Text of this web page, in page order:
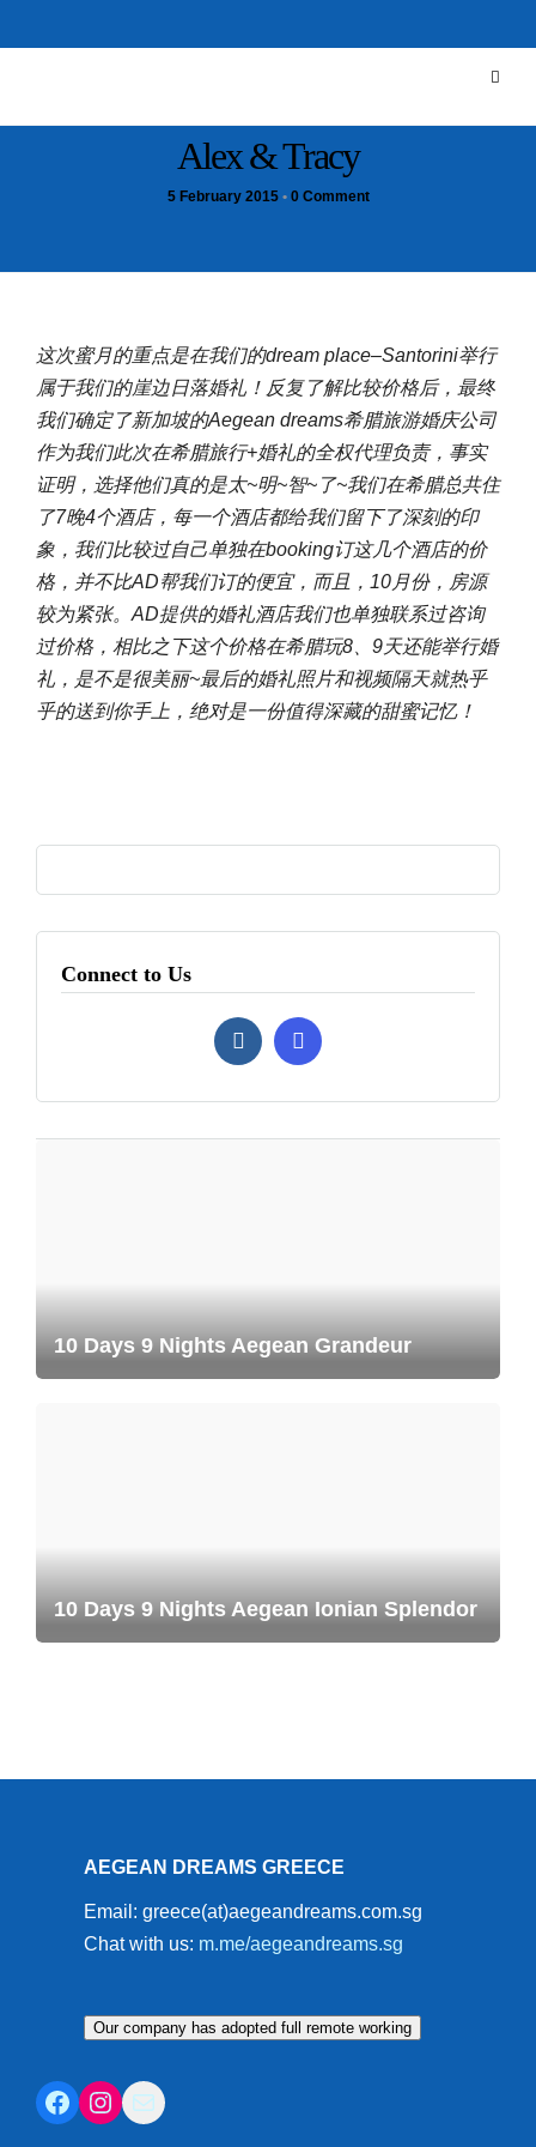
Alex & Tracy
5 February 2015 • 0 Comment
这次蜜月的重点是在我们的dream place–Santorini举行
属于我们的崖边日落婚礼！反复了解比较价格后，最终
我们确定了新加坡的Aegean dreams希腊旅游婚庆公司
作为我们此次在希腊旅行+婚礼的全权代理负责，事实
证明，选择他们真的是太~明~智~了~我们在希腊总共住
了7晚4个酒店，每一个酒店都给我们留下了深刻的印
象，我们比较过自己单独在booking订这几个酒店的价
格，并不比AD帮我们订的便宜，而且，10月份，房源
较为紧张。AD提供的婚礼酒店我们也单独联系过咨询
过价格，相比之下这个价格在希腊玩8、9天还能举行婚
礼，是不是很美丽~最后的婚礼照片和视频隔天就热乎
乎的送到你手上，绝对是一份值得深藏的甜蜜记忆！
Connect to Us
10 Days 9 Nights Aegean Grandeur
10 Days 9 Nights Aegean Ionian Splendor
AEGEAN DREAMS GREECE
Email: greece(at)aegeandreams.com.sg
Chat with us: m.me/aegeandreams.sg
Our company has adopted full remote working
Facebook Instagram Mail